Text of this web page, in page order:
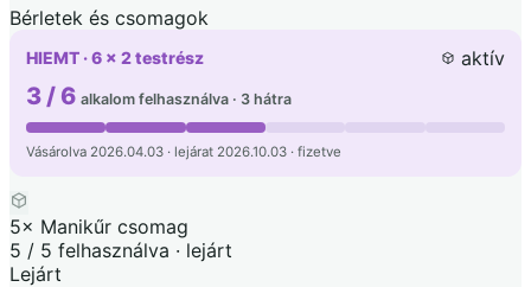
Bérletek és csomagok
HIEMT · 6 × 2 testrész aktív
3 / 6 alkalom felhasználva · 3 hátra
Vásárolva 2026.04.03 · lejárat 2026.10.03 · fizetve
5× Manikűr csomag
5 / 5 felhasználva · lejárt
Lejárt